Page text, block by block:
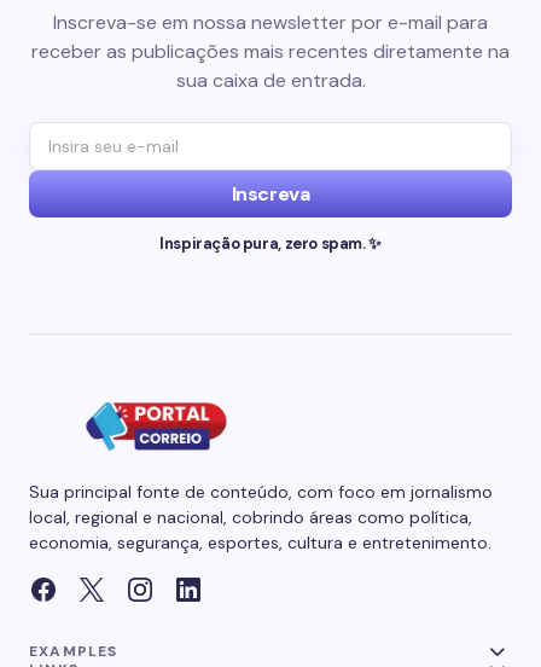
Inscreva-se em nossa newsletter por e-mail para
receber as publicações mais recentes diretamente na
sua caixa de entrada.
Inscreva
Inspiração pura, zero spam. ✨
Sua principal fonte de conteúdo, com foco em jornalismo
local, regional e nacional, cobrindo áreas como política,
economia, segurança, esportes, cultura e entretenimento.
EXAMPLES